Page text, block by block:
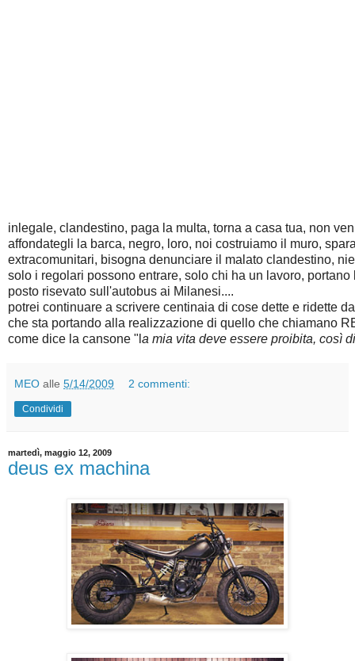
inlegale, clandestino, paga la multa, torna a casa tua, non
affondategli la barca, negro, loro, noi costruiamo il muro,
extracomunitari, bisogna denunciare il malato clandestino,
solo i regolari possono entrare, solo chi ha un lavoro,
posto risevato sull'autobus ai Milanesi....
potrei continuare a scrivere centinaia di cose dette e ridette
che sta portando alla realizzazione di quello che chiamano
come dice la cansone "l a mia vita deve essere proibita, così
MEO alle 5/14/2009 2 commenti:
Condividi
martedì, maggio 12, 2009
deus ex machina